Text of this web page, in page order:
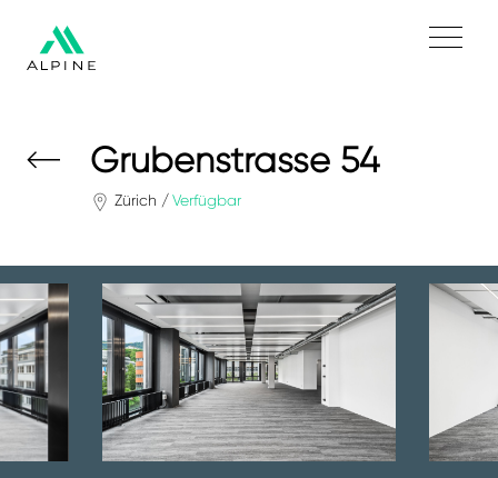
Grubenstrasse 54
Zürich Verfügbar